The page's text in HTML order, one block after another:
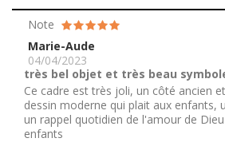
Note
Marie-Aude
04/04/2023
très bel objet et très beau
Ce cadre est très joli, un côté ancien
dessin moderne qui plait aux enfants,
un rappel quotidien de l'amour de
enfants